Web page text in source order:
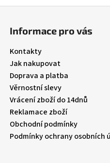
Informace pro vás
Kontakty
Jak nakupovat
Doprava a platba
Věrnostní slevy
Vrácení zboží do 14dnů
Reklamace zboží
Obchodní podmínky
Podmínky ochrany osobních